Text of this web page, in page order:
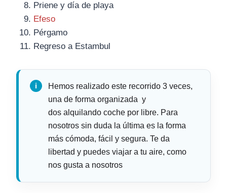
Priene y día de playa
Efeso
Pérgamo
Regreso a Estambul
Hemos realizado este recorrido 3 veces,
una de forma organizada y
dos alquilando coche por libre. Para
nosotros sin duda la última es la forma
más cómoda, fácil y segura. Te da
libertad y puedes viajar a tu aire, como
nos gusta a nosotros